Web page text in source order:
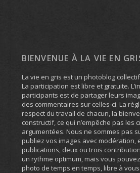
BIENVENUE À LA VIE EN
La vie en gris est un photoblog
La participation est libre et gratuite.
participants est de partager leurs
des commentaires sur celles-ci. La
respect du travail de chacun, la
constructif, ce qui n’empêche pas les
argumentées. Nous ne sommes pas
publiez vos images avec modération,
publications, deux ou trois
un rythme optimum, mais vous
photo de temps en temps, libre à vous.